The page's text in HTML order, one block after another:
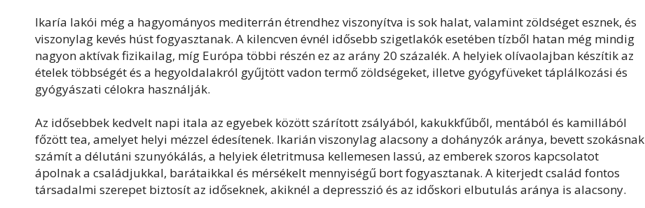
Ikaría lakói még a hagyományos mediterrán étrendhez viszonyítva is sok halat, valamint zöldséget esznek, és
viszonylag kevés húst fogyasztanak. A kilencven évnél idősebb szigetlakók esetében tízből hatan még mindig
nagyon aktívak fizikailag, míg Európa többi részén ez az arány 20 százalék. A helyiek olívaolajban készítik az
ételek többségét és a hegyoldalakról gyűjtött vadon termő zöldségeket, illetve gyógyfüveket táplálkozási és
gyógyászati célokra használják.
Az idősebbek kedvelt napi itala az egyebek között szárított zsályából, kakukkfűből, mentából és kamillából
főzött tea, amelyet helyi mézzel édesítenek. Ikarián viszonylag alacsony a dohányzók aránya, bevett szokásnak
számít a délutáni szunyókálás, a helyiek életritmusa kellemesen lassú, az emberek szoros kapcsolatot
ápolnak a családjukkal, barátaikkal és mérsékelt mennyiségű bort fogyasztanak. A kiterjedt család fontos
társadalmi szerepet biztosít az időseknek, akiknél a depresszió és az időskori elbutulás aránya is alacsony.